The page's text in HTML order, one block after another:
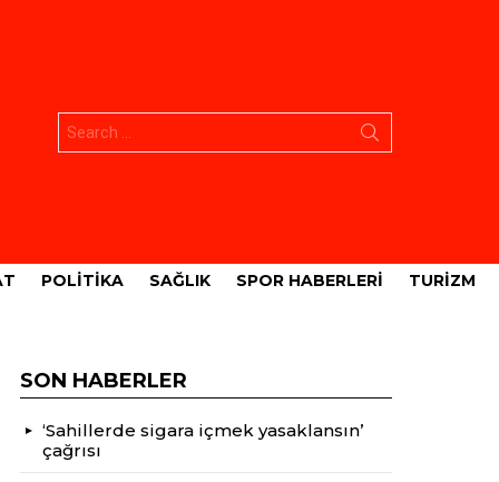
POLITIKA SAĞLIK SPOR HABERLERI TURIZM
SON HABERLER
‘Sahillerde sigara içmek yasaklansın’
çağrısı